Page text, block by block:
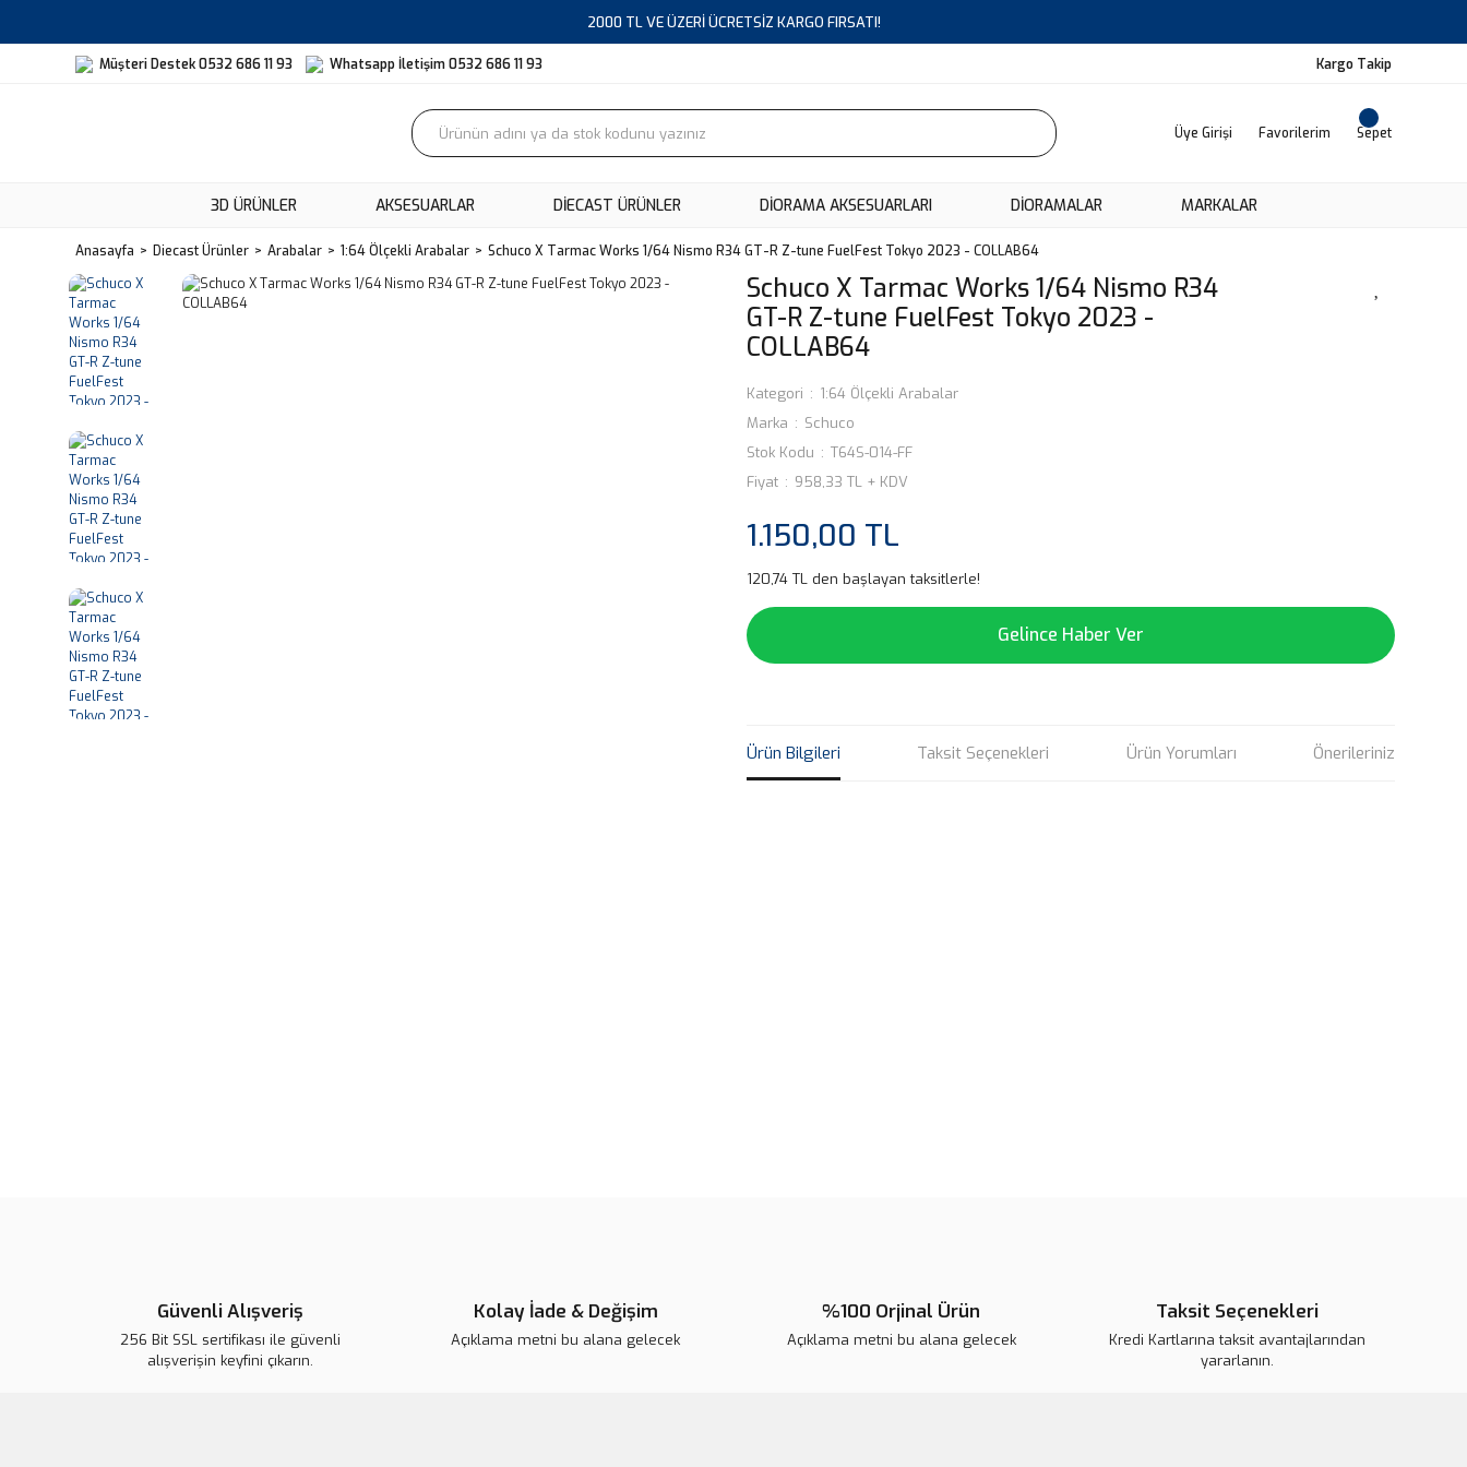
2000 TL VE ÜZERİ ÜCRETSİZ KARGO FIRSATI!
Müşteri Destek 0532 686 11 93 Whatsapp İletişim 0532 686 11 93 Kargo Takip
Üye Girişi Favorilerim Sepet
3D ÜRÜNLER AKSESUARLAR DIECAST ÜRÜNLER DİORAMA AKSESUARLARI DIORAMALAR MARKALAR
Anasayfa Diecast Ürünler Arabalar 1:64 Ölçekli Arabalar Schuco X Tarmac Works 1/64 Nismo R34 GT-R Z-tune FuelFest Tokyo 2023 - COLLAB64
Schuco X Tarmac Works 1/64 Nismo R34
GT-R Z-tune FuelFest Tokyo 2023 -
COLLAB64
Kategori
1:64 Ölçekli Arabalar
Marka
Schuco
Stok Kodu
T64S-014-FF
Fiyat
958,33 TL + KDV
1.150,00 TL
120,74 TL den başlayan taksitlerle!
Gelince Haber Ver
Ürün Bilgileri Taksit Seçenekleri Ürün Yorumları Önerileriniz
Güvenli Alışveriş
256 Bit SSL sertifikası ile güvenli
alışverişin keyfini çıkarın.
Kolay İade & Değişim
Açıklama metni bu alana gelecek
%100 Orjinal Ürün
Açıklama metni bu alana gelecek
Taksit Seçenekleri
Kredi Kartlarına taksit avantajlarından
yararlanın.